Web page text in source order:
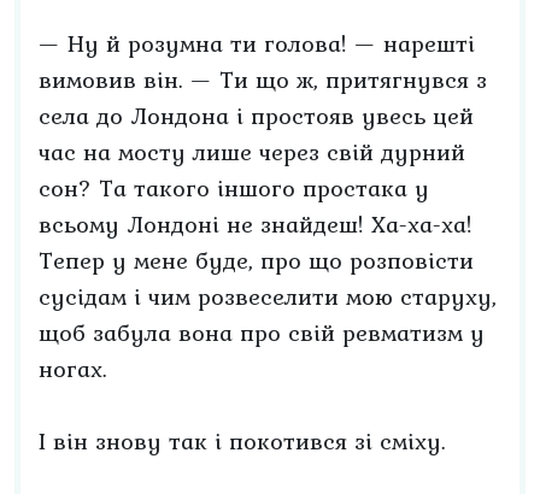
— Ну й розумна ти голова! — нарешті
вимовив він. — Ти що ж, притягнувся з
села до Лондона і простояв увесь цей
час на мосту лише через свій дурний
сон? Та такого іншого простака у
всьому Лондоні не знайдеш! Ха-ха-ха!
Тепер у мене буде, про що розповісти
сусідам і чим розвеселити мою старуху,
щоб забула вона про свій ревматизм у
ногах.
І він знову так і покотився зі сміху.